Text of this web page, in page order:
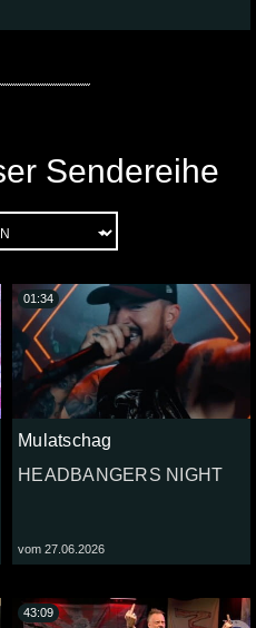
Sendereihe
Mulatschag
HEADBANGERS NIGHT
vom 27.06.2026
01:34
43:09